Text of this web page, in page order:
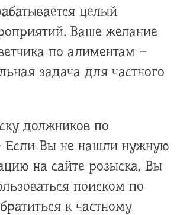
целый
Ваше желание
по алиментам –
задача для частного
должников по
Если Вы не нашли нужную
на сайте розыска, Вы
поиском по
к частному